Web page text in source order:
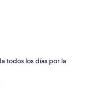
todos los días por la